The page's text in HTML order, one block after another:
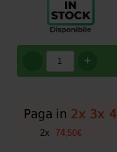
+
2x 74, 50€